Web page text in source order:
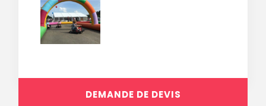
DEMANDE DE DEVIS